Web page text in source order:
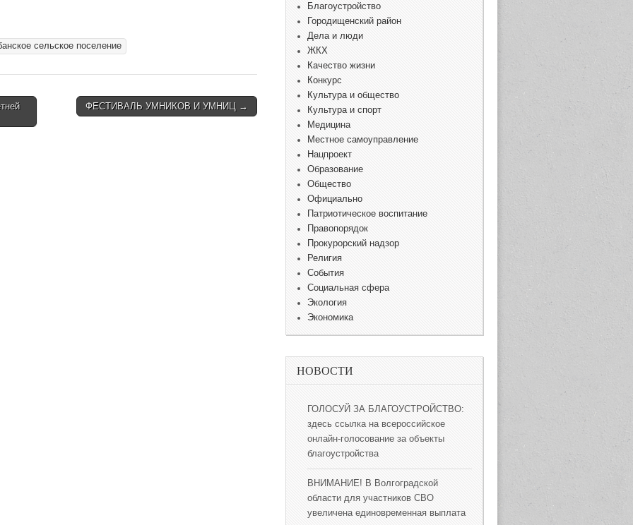
сельское поселение
ФЕСТИВАЛЬ УМНИКОВ И УМНИЦ →
Благоустройство
Городищенский район
Дела и люди
ЖКХ
Качество жизни
Конкурс
Культура и общество
Культура и спорт
Медицина
Местное самоуправление
Нацпроект
Образование
Общество
Официально
Патриотическое воспитание
Правопорядок
Прокурорский надзор
Религия
События
Социальная сфера
Экология
Экономика
НОВОСТИ
ГОЛОСУЙ ЗА БЛАГОУСТРОЙСТВО:
здесь ссылка на всероссийское
онлайн-голосование за объекты
благоустройства
ВНИМАНИЕ! В Волгоградской
области для участников СВО
увеличена единовременная выплата